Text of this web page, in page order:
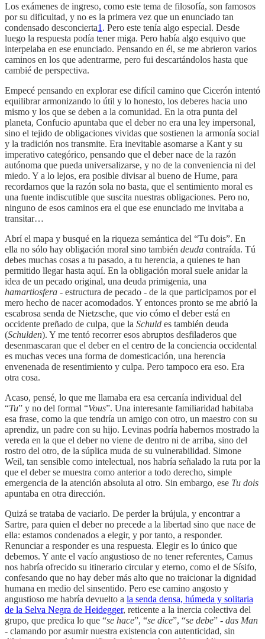
Los exámenes de ingreso, como este tema de filosofía, son famosos
por su dificultad, y no es la primera vez que un enunciado tan
condensado desconcierta1 . Pero este tenía algo especial. Desde
luego la respuesta podía tener miga. Pero había algo esquivo que
interpelaba en ese enunciado. Pensando en él, se me abrieron varios
caminos en los que adentrarme, pero fui descartándolos hasta que
cambié de perspectiva.
Empecé pensando en explorar ese difícil camino que Cicerón intentó
equilibrar armonizando lo útil y lo honesto, los deberes hacia uno
mismo y los que se deben a la comunidad. En la otra punta del
planeta, Confucio apuntaba que el deber no era una ley impersonal,
sino el tejido de obligaciones vividas que sostienen la armonía social
y la tradición nos transmite. Era inevitable asomarse a Kant y su
imperativo categórico, pensando que el deber nace de la razón
autónoma que pueda universalizarse, y no de la conveniencia ni del
miedo. Y a lo lejos, era posible divisar al bueno de Hume, para
recordarnos que la razón sola no basta, que el sentimiento moral es
una fuente indiscutible que suscita nuestras obligaciones. Pero no,
ninguno de esos caminos era el que ese enunciado me invitaba a
transitar…
Abrí el mapa y busqué en la riqueza semántica del “Tu dois”. En
ella no sólo hay obligación moral sino también deuda contraída. Tú
debes muchas cosas a tu pasado, a tu herencia, a quienes te han
permitido llegar hasta aquí. En la obligación moral suele anidar la
idea de un pecado original, una deuda primigenia, una
hamartiosfera - estructura de pecado - de la que participamos por el
mero hecho de nacer acomodados. Y entonces pronto se me abrió la
escabrosa senda de Nietzsche, que vio cómo el deber está en
occidente preñado de culpa, que la Schuld es también deuda
(Schulden). Y me tentó recorrer esos abruptos desfiladeros que
desenmascaran que el deber en el centro de la conciencia occidental
es muchas veces una forma de domesticación, una herencia
envenenada de resentimiento y culpa. Pero tampoco era eso. Era
otra cosa.
Acaso, pensé, lo que me llamaba era esa cercanía individual del
“Tu” y no del formal “Vous”. Una interesante familiaridad habitaba
esa frase, como la que tendría un amigo con otro, un maestro con su
aprendiz, un padre con su hijo. Levinas podría habernos mostrado la
vereda en la que el deber no viene de dentro ni de arriba, sino del
rostro del otro, de la súplica muda de su vulnerabilidad. Simone
Weil, tan sensible como intelectual, nos habría señalado la ruta por la
que el deber se muestra como anterior a todo derecho, simple
emergencia de la atención absoluta al otro. Sin embargo, ese Tu dois
apuntaba en otra dirección.
Quizá se trataba de vaciarlo. De perder la brújula, y encontrar a
Sartre, para quien el deber no precede a la libertad sino que nace de
ella: estamos condenados a elegir, y por tanto, a responder.
Renunciar a responder es una respuesta. Elegir es lo único que
debemos. Y ante el vacío angustioso de no tener referentes, Camus
nos habría ofrecido su itinerario circular y eterno, como el de Sísifo,
confesando que no hay deber más alto que no traicionar la dignidad
humana en medio del sinsentido. Pero ese camino angosto y
angustioso me habría devuelto a la senda densa, húmeda y solitaria
de la Selva Negra de Heidegger, reticente a la inercia colectiva del
grupo, que predica lo que “se hace”, “se dice”, “se debe” - das Man
- clamando por asumir nuestra existencia con autenticidad, sin